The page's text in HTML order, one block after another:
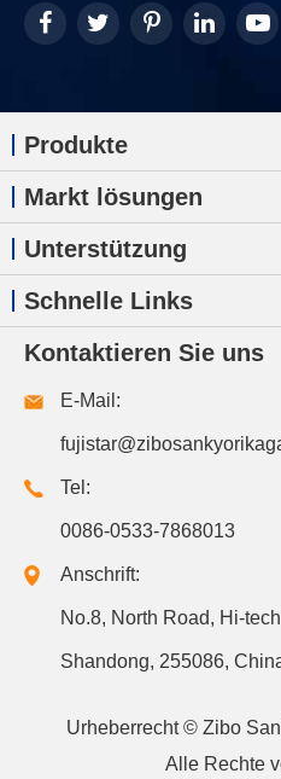
Produkte
Markt lösungen
Unterstützung
Schnelle Links
Kontaktieren Sie uns
E-Mail:
Tel:
0086-0533-7868013
Anschrift:
No.8, North Road, Hi-
Shandong, 255086,
Urheberrecht © Zibo
Alle Rechte